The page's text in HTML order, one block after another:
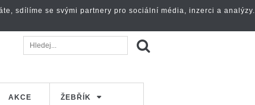
AKCE ŽEBŘÍK
sdílíme se svými partnery pro sociální média, inzerci a analýzy.